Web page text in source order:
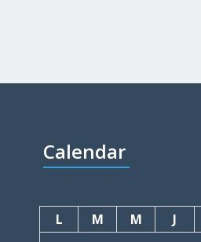
Calendar
L M M J